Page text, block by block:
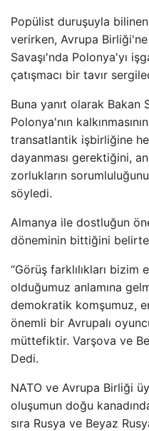
Popülist duruşuyla
verirken, Avrupa
Savaşı'nda Polonya'yı
çatışmacı bir tavır
Buna yanıt olarak Bakan
Polonya'nın
transatlantik işbirliğine
dayanması gerektiğini,
zorlukların
söyledi.
Almanya ile dostluğun
döneminin bittiğini
“Görüş farklılıkları
olduğumuz anlamına
demokratik komşumuz,
önemli bir Avrupalı
müttefiktir. Varşova ve
Dedi.
NATO ve Avrupa Birliği
oluşumun doğu
sıra Rusya ve Beyaz